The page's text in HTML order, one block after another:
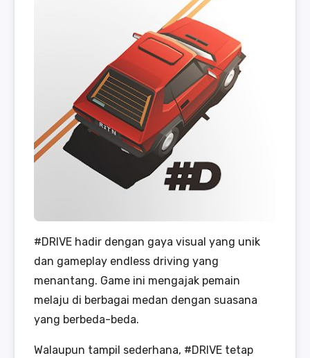
#DRIVE hadir dengan gaya visual yang unik
dan gameplay endless driving yang
menantang. Game ini mengajak pemain
melaju di berbagai medan dengan suasana
yang berbeda-beda.
Walaupun tampil sederhana, #DRIVE tetap